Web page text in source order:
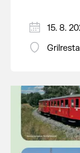
15. 8.